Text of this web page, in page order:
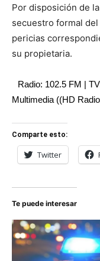
Por disposición de
secuestro formal
pericias
su propietaria.
Radio: 102.5 FM |
Multimedia ((HD
Comparte esto:
Twitter
Te puede interesar